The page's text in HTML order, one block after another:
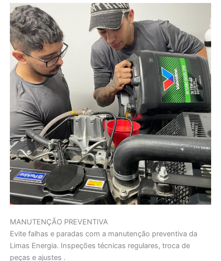
MANUTENÇÃO PREVENTIVA
Evite falhas e paradas com a manutenção preventiva da
Limas Energia. Inspeções técnicas regulares, troca de
peças e ajustes .